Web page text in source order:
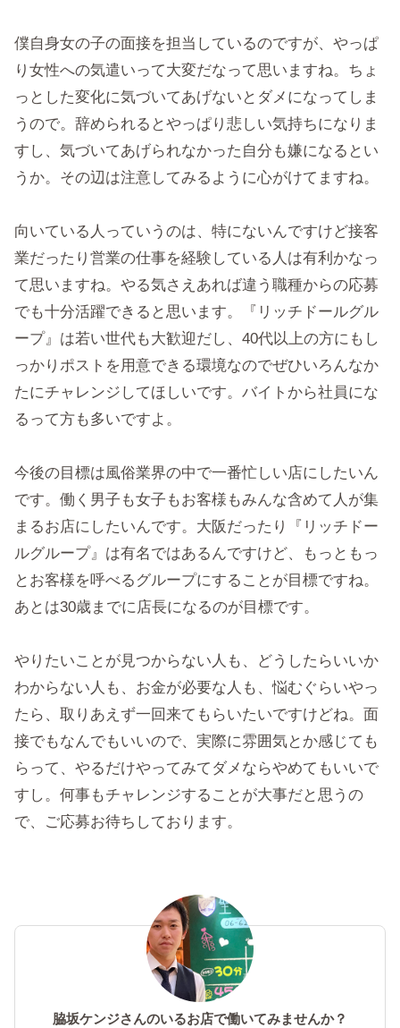
僕自身女の子の面接を担当しているのですが、やっぱ
り女性への気遣いって大変だなって思いますね。ちょ
っとした変化に気づいてあげないとダメになってしま
うので。辞められるとやっぱり悲しい気持ちになりま
すし、気づいてあげられなかった自分も嫌になるとい
うか。その辺は注意してみるように心がけてますね。
向いている人っていうのは、特にないんですけど接客
業だったり営業の仕事を経験している人は有利かなっ
て思いますね。やる気さえあれば違う職種からの応募
でも十分活躍できると思います。『リッチドールグル
ープ』は若い世代も大歓迎だし、40代以上の方にもし
っかりポストを用意できる環境なのでぜひいろんなか
たにチャレンジしてほしいです。バイトから社員にな
るって方も多いですよ。
今後の目標は風俗業界の中で一番忙しい店にしたいん
です。働く男子も女子もお客様もみんな含めて人が集
まるお店にしたいんです。大阪だったり『リッチドー
ルグループ』は有名ではあるんですけど、もっともっ
とお客様を呼べるグループにすることが目標ですね。
あとは30歳までに店長になるのが目標です。
やりたいことが見つからない人も、どうしたらいいか
わからない人も、お金が必要な人も、悩むぐらいやっ
たら、取りあえず一回来てもらいたいですけどね。面
接でもなんでもいいので、実際に雰囲気とか感じても
らって、やるだけやってみてダメならやめてもいいで
すし。何事もチャレンジすることが大事だと思うの
で、ご応募お待ちしております。
脇坂ケンジさんのいるお店で働いてみませんか？